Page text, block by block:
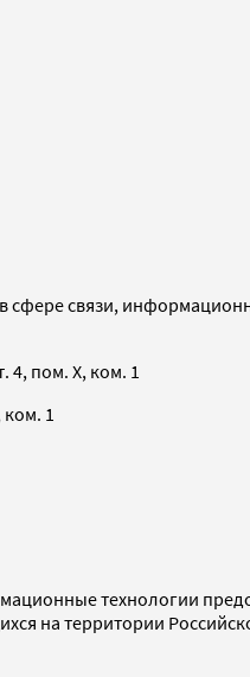
сфере связи,
4, пом. X, ком. 1
1
технологии
на территории